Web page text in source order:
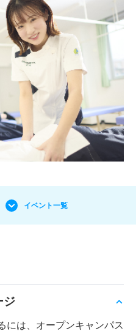
イベント一覧
ジ
には、オープンキャンパス